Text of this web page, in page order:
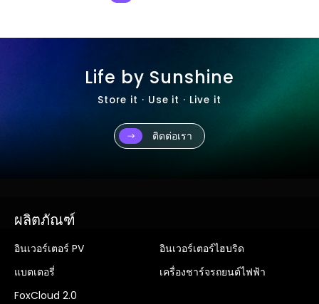
Life by Sunshine
Store it · Use it · Live it
ติดต่อเรา
ผลิตภัณฑ์
อินเวอร์เตอร์ PV
อินเวอร์เตอร์ไฮบริด
แบตเตอรี่
เครื่องชาร์จรถยนต์ไฟฟ้า
FoxCloud 2.0